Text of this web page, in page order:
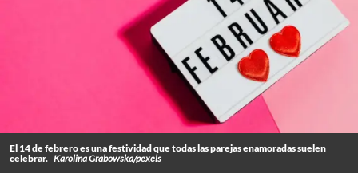
El 14 de febrero es una festividad que todas las parejas enamoradas suelen
celebrar. Karolina Grabowska/pexels